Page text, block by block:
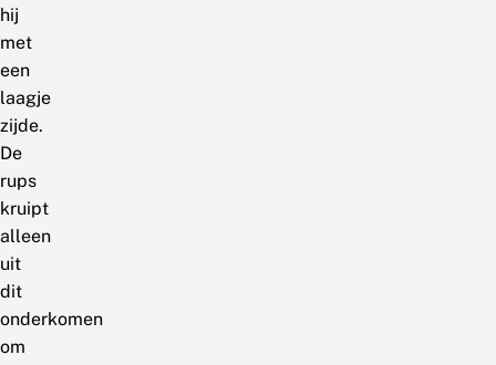
hij
met
een
laagje
zijde.
De
rups
kruipt
alleen
uit
dit
onderkomen
om